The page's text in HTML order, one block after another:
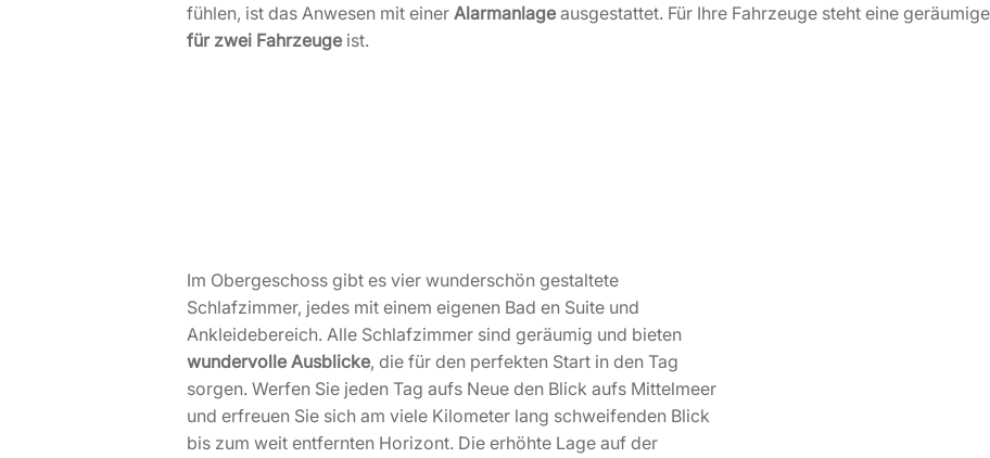
fühlen, ist das Anwesen mit einer Alarmanlage ausgestattet. Für Ihre Fahrzeuge steht eine
für zwei Fahrzeuge ist.
Im Obergeschoss gibt es vier wunderschön gestaltete
Schlafzimmer, jedes mit einem eigenen Bad en Suite und
Ankleidebereich. Alle Schlafzimmer sind geräumig und bieten
wundervolle Ausblicke, die für den perfekten Start in den Tag
sorgen. Werfen Sie jeden Tag aufs Neue den Blick aufs Mittelmeer
und erfreuen Sie sich am viele Kilometer lang schweifenden Blick
bis zum weit entfernten Horizont. Die erhöhte Lage auf der